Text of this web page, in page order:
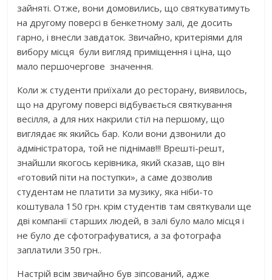
зайняті. Отже, вони домовились, що святкуватимуть
на другому поверсі в бенкетному залі, де досить
гарно, і внесли завдаток. Звичайно, критеріями для
вибору місця були вигляд приміщення і ціна, що
мало першочергове значення.
Коли ж студенти приїхали до ресторану, виявилось,
що на другому поверсі відбувається святкування
весілля, а для них накрили стіл на першому, що
виглядає як якийсь бар. Коли вони дзвонили до
адміністратора, той не піднімав!!! Врешті-решт,
знайшли якогось керівника, який сказав, що він
«готовий піти на поступки», а саме дозволив
студентам не платити за музику, яка ніби-то
коштувала 150 грн. крім студентів там святкували ще
дві компанії старших людей, в залі було мало місця і
не було де сфотографуватися, а за фотографа
заплатили 350 грн..
Настрій всім звичайно був зіпсований, адже